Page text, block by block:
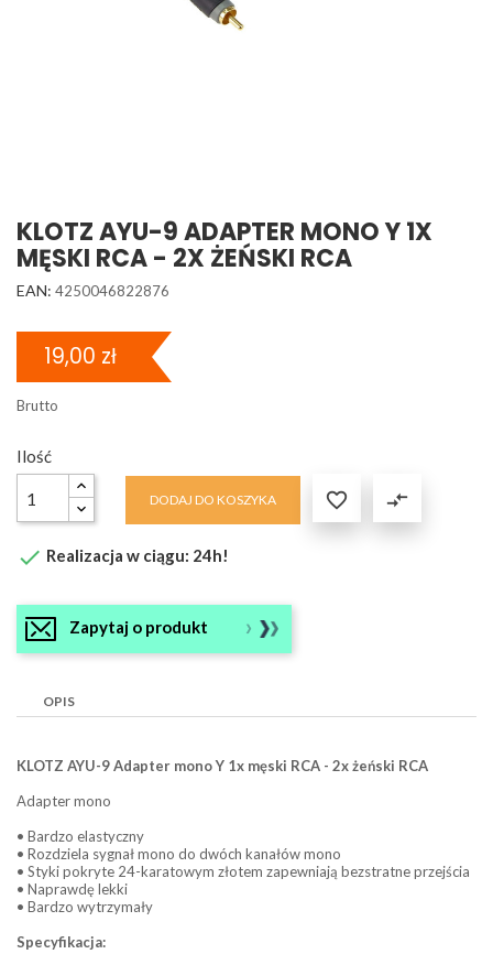
KLOTZ AYU-9 ADAPTER MONO Y 1X
MĘSKI RCA - 2X ŻEŃSKI RCA
EAN: 4250046822876
19,00 zł
Brutto
Ilość
DODAJ DO KOSZYKA  compare_arrows
 Realizacja w ciągu: 24h!
Zapytaj o produkt
OPIS
KLOTZ AYU-9 Adapter mono Y 1x męski RCA - 2x żeński RCA
Adapter mono
• Bardzo elastyczny
• Rozdziela sygnał mono do dwóch kanałów mono
• Styki pokryte 24-karatowym złotem zapewniają bezstratne przejścia
• Naprawdę lekki
• Bardzo wytrzymały
Specyfikacja: